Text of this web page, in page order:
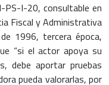
I-20, consultable en
Fiscal y Administrativa
1996, tercera época,
“si el actor apoya su
debe aportar pruebas
pueda valorarlas, por